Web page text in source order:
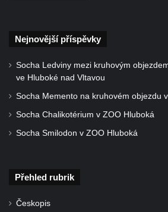
Socha svaté Anny u domu čp. 3 v
Lavička Václava Havla v Novém Boru
Kamenný obelisk na vyhlídce u Pravčické
Sousoší svatého Václava, svatého
Nejnovější příspěvky
Socha Ledviny mezi kruhovým
ve Hluboké nad Vltavou
Socha Memento na kruhovém objezdu
Socha Chalikotérium v ZOO Hluboká
Socha Smilodon v ZOO Hluboká
Přehled rubrik
Českopis